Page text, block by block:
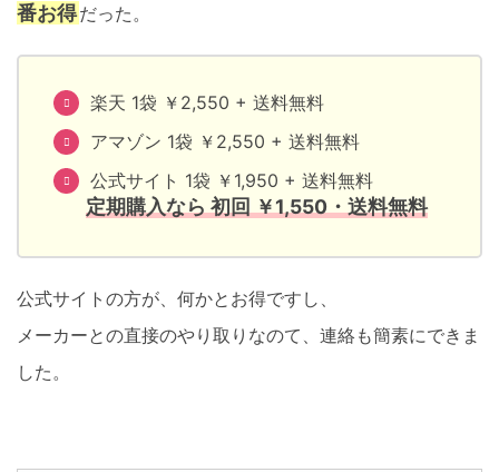
番お得だった。
楽天 1袋 ￥2,550 + 送料無料
アマゾン 1袋 ￥2,550 + 送料無料
公式サイト 1袋 ￥1,950 + 送料無料
定期購入なら 初回 ￥1,550・送料無料
公式サイトの方が、何かとお得ですし、
メーカーとの直接のやり取りなのて、連絡も簡素にできま
した。